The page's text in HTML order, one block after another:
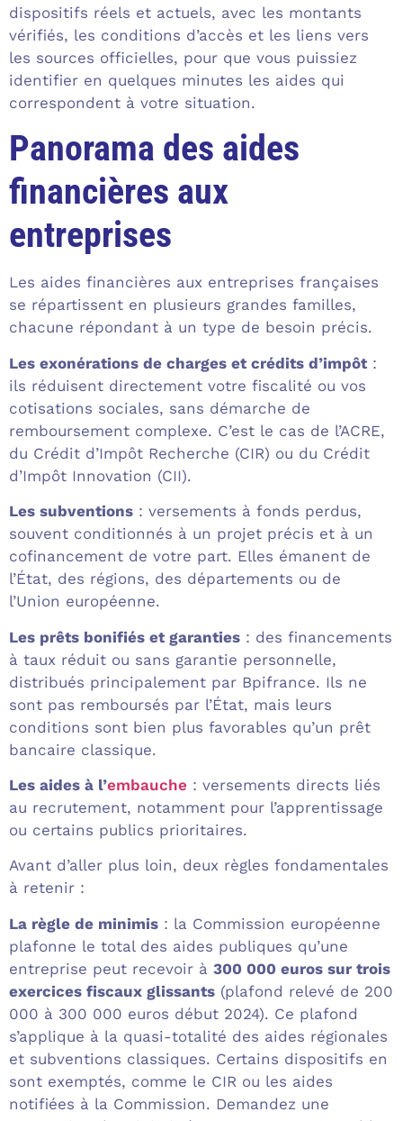
dispositifs réels et actuels, avec les montants
vérifiés, les conditions d’accès et les liens vers
les sources officielles, pour que vous puissiez
identifier en quelques minutes les aides qui
correspondent à votre situation.
Panorama des aides
financières aux
entreprises
Les aides financières aux entreprises françaises
se répartissent en plusieurs grandes familles,
chacune répondant à un type de besoin précis.
Les exonérations de charges et crédits d’impôt :
ils réduisent directement votre fiscalité ou vos
cotisations sociales, sans démarche de
remboursement complexe. C’est le cas de l’ACRE,
du Crédit d’Impôt Recherche (CIR) ou du Crédit
d’Impôt Innovation (CII).
Les subventions : versements à fonds perdus,
souvent conditionnés à un projet précis et à un
cofinancement de votre part. Elles émanent de
l’État, des régions, des départements ou de
l’Union européenne.
Les prêts bonifiés et garanties : des financements
à taux réduit ou sans garantie personnelle,
distribués principalement par Bpifrance. Ils ne
sont pas remboursés par l’État, mais leurs
conditions sont bien plus favorables qu’un prêt
bancaire classique.
Les aides à l’embauche : versements directs liés
au recrutement, notamment pour l’apprentissage
ou certains publics prioritaires.
Avant d’aller plus loin, deux règles fondamentales
à retenir :
La règle de minimis : la Commission européenne
plafonne le total des aides publiques qu’une
entreprise peut recevoir à 300 000 euros sur trois
exercices fiscaux glissants (plafond relevé de 200
000 à 300 000 euros début 2024). Ce plafond
s’applique à la quasi-totalité des aides régionales
et subventions classiques. Certains dispositifs en
sont exemptés, comme le CIR ou les aides
notifiées à la Commission. Demandez une